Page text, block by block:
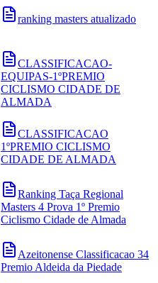
ranking masters atualizado
CLASSIFICACAO-
EQUIPAS-1ºPREMIO
CICLISMO CIDADE DE
ALMADA
CLASSIFICACAO
1ºPREMIO CICLISMO
CIDADE DE ALMADA
Ranking Taça Regional
Masters 4 Prova 1º Premio
Ciclismo Cidade de Almada
Azeitonense Classificacao 34
Premio Aldeida da Piedade